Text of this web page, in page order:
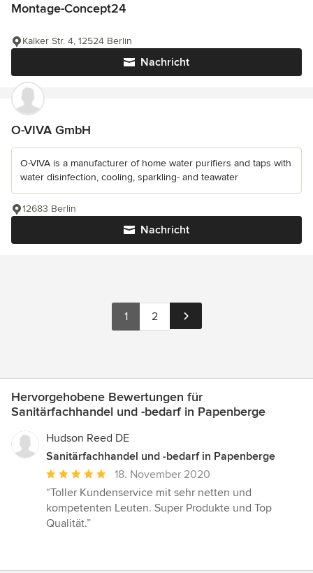
Montage-Concept24
Nachricht
Kalker Str. 4, 12524 Berlin
O-VIVA GmbH
O-VIVA is a manufacturer of home water purifiers and taps with
water disinfection, cooling, sparkling- and teawater
Nachricht
12683 Berlin
1 2
Hervorgehobene Bewertungen für
Sanitärfachhandel und -bedarf in Papenberge
Hudson Reed DE
Sanitärfachhandel und -bedarf in Papenberge
Durchschnittliche
Bewertung:
5
von
18. November 2020
“Toller Kundenservice mit sehr netten und
kompetenten Leuten. Super Produkte und Top
Qualität.”